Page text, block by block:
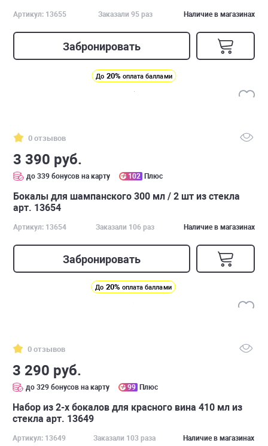
Артикул: 13655 Заказали 95 раз Наличие в магазинах
Забронировать
До 20% оплата баллами
0 отзывов
3 390 руб.
до 339 бонусов на карту 102 Плюс
Бокалы для шампанского 300 мл / 2 шт из стекла
арт. 13654
Артикул: 13654 Заказали 106 раз Наличие в магазинах
Забронировать
До 20% оплата баллами
0 отзывов
3 290 руб.
до 329 бонусов на карту 99 Плюс
Набор из 2-х бокалов для красного вина 410 мл из
стекла арт. 13649
Артикул: 13649 Заказали 103 раза Наличие в магазинах